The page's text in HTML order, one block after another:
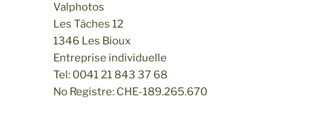
Valphotos
Les Tâches 12
1346 Les Bioux
Entreprise individuelle
Tel: 0041 21 843 37 68
No Registre: CHE-189.265.670